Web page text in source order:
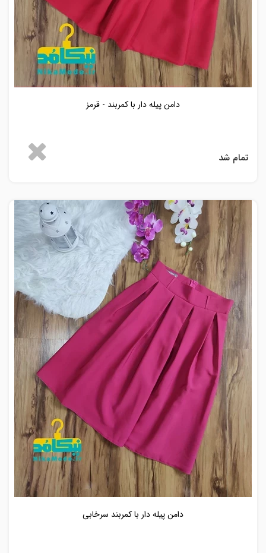
دامن پیله دار با کمربند - قرمز
تمام شد
دامن پیله دار با کمربند سرخابی